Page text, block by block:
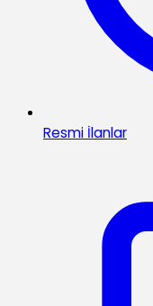
Resmi İlanlar